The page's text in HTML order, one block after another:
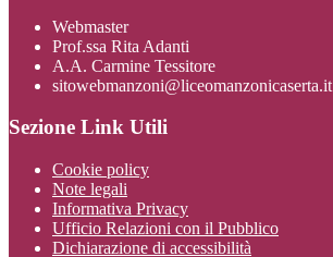
Webmaster
Prof.ssa Rita Adanti
A.A. Carmine Tessitore
sitowebmanzoni@liceomanzonicaserta.it
Sezione Link Utili
Cookie policy
Note legali
Informativa Privacy
Ufficio Relazioni con il Pubblico
Dichiarazione di accessibilità